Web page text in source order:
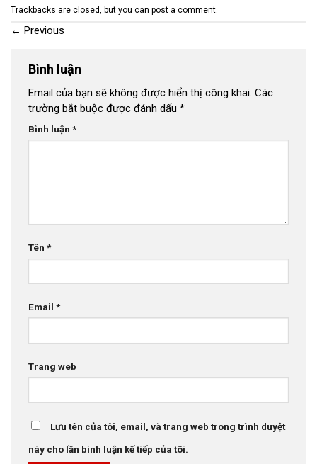
Trackbacks are closed, but you can post a comment.
← Previous
Bình luận
Email của bạn sẽ không được hiển thị công khai. Các
trường bắt buộc được đánh dấu *
Bình luận *
Tên *
Email *
Trang web
Lưu tên của tôi, email, và trang web trong trình duyệt
này cho lần bình luận kế tiếp của tôi.